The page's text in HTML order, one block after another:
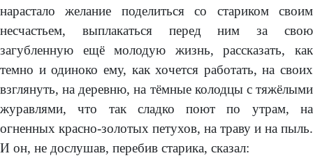
нарастало желание поделиться со стариком своим
несчастьем, выплакаться перед ним за свою
загубленную ещё молодую жизнь, рассказать, как
темно и одиноко ему, как хочется работать, на своих
взглянуть, на деревню, на тёмные колодцы с тяжёлыми
журавлями, что так сладко поют по утрам, на
огненных красно-золотых петухов, на траву и на пыль.
И он, не дослушав, перебив старика, сказал: